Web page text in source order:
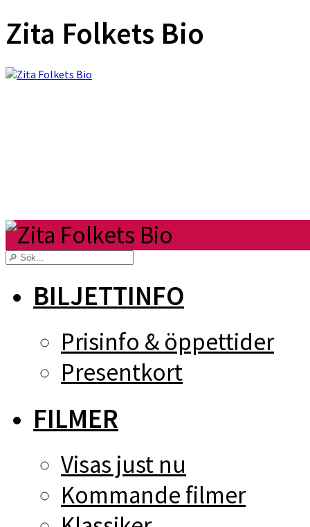
Zita Folkets Bio
BILJETTINFO
Prisinfo & öppettider
Presentkort
FILMER
Visas just nu
Kommande filmer